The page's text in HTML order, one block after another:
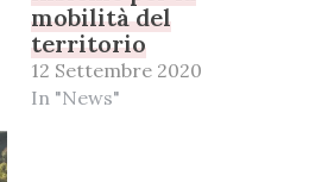
mobilità del
territorio
12 Settembre 2020
In "News"